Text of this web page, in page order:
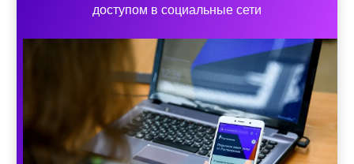
доступом в социальные сети